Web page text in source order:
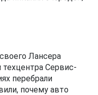
Лансера
Сервис-
перебрали
почему авто